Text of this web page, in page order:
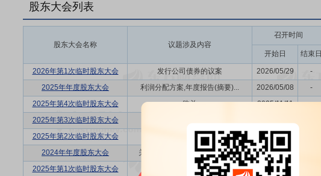
股东大会列表
股东大会名称 议题涉及内容
召开时间
开始日
结束日
2026年第1次临时股东大会 发行公司债券的议案 2026/05/29 -
2025年年度股东大会
利润分配方案,年度报告(摘要)... 2026/05/08 -
2025年第4次临时股东大会
购并 2025/11/11 -
2025年第3次临时股东大会
2025年第2次临时股东大会
2025/07/25
2024年年度股东大会
关联交易议案,利润分配方案,年... 2025/05/20
2025年第1次临时股东大会
2025/01/13